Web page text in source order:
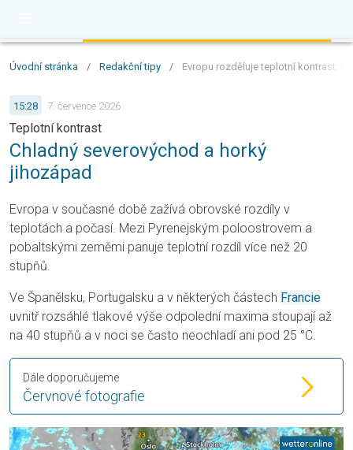
Úvodní stránka / Redakční tipy / Evropu rozděluje teplotní kontrast:
15:28 7. července 2026
Teplotní kontrast
Chladný severovýchod a horký
jihozápad
Evropa v současné době zažívá obrovské rozdíly v
teplotách a počasí. Mezi Pyrenejským poloostrovem a
pobaltskými zeměmi panuje teplotní rozdíl více než 20
stupňů.
Ve Španělsku, Portugalsku a v některých částech Francie
uvnitř rozsáhlé tlakové výše odpolední maxima stoupají až
na 40 stupňů a v noci se často neochladí ani pod 25 °C.
Červnové fotografie
Dále doporučujeme